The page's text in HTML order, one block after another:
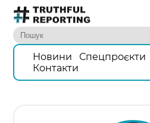
Новини Спецпроєкти
Контакти